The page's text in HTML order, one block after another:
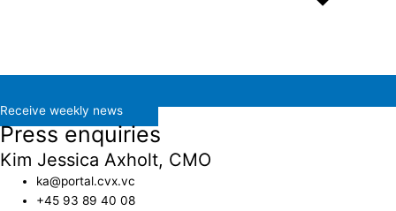
Receive weekly news
Press enquiries
Kim Jessica Axholt, CMO
ka@portal.cvx.vc​
+45 93 89 40 08